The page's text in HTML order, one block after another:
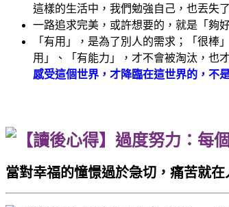
這樣的生活中，我們勉強自己，也丟失
一路追求完美，或許想要的，就是「夠
「有用」，是為了別人的需求；「很
用」、「有能力」，才不會被淘汰，也
感受這個世界，才降臨在這世界的，不
當對幸福的憧憬過於急切，痛苦就